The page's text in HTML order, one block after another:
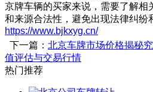
京牌车辆的买家来说，需要了解相
和来源合法性，避免出现法律纠纷
https://www.bjkxyg.cn/
下一篇： 北京车牌市场价格揭秘
值评估与交易行情
热门推荐